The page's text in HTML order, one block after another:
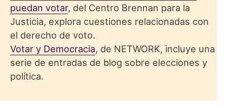
puedan votar, del Centro Brennan para la
Justicia, explora cuestiones relacionadas con
el derecho de voto.
Votar y Democracia, de NETWORK, incluye una
serie de entradas de blog sobre elecciones y
política.